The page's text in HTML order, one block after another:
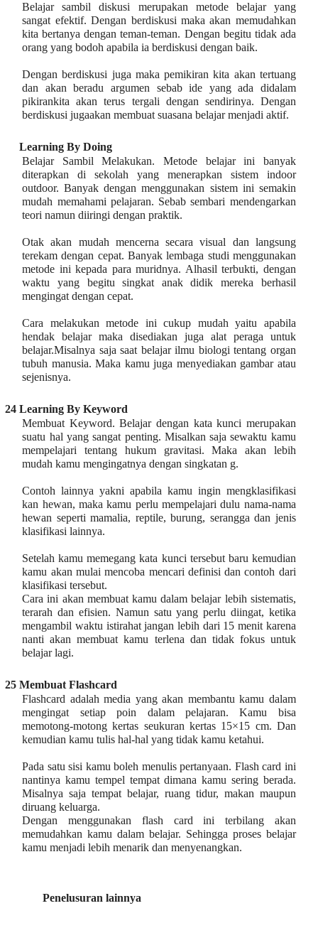
Belajar sambil diskusi merupakan metode belajar yang
sangat efektif. Dengan berdiskusi maka akan memudahkan
kita bertanya dengan teman-teman. Dengan begitu tidak ada
orang yang bodoh apabila ia berdiskusi dengan baik.
Dengan berdiskusi juga maka pemikiran kita akan tertuang
dan akan beradu argumen sebab ide yang ada didalam
pikirankita akan terus tergali dengan sendirinya. Dengan
berdiskusi jugaakan membuat suasana belajar menjadi aktif.
Learning By Doing
Belajar Sambil Melakukan. Metode belajar ini banyak
diterapkan di sekolah yang menerapkan sistem indoor
outdoor. Banyak dengan menggunakan sistem ini semakin
mudah memahami pelajaran. Sebab sembari mendengarkan
teori namun diiringi dengan praktik.
Otak akan mudah mencerna secara visual dan langsung
terekam dengan cepat. Banyak lembaga studi menggunakan
metode ini kepada para muridnya. Alhasil terbukti, dengan
waktu yang begitu singkat anak didik mereka berhasil
mengingat dengan cepat.
Cara melakukan metode ini cukup mudah yaitu apabila
hendak belajar maka disediakan juga alat peraga untuk
belajar.Misalnya saja saat belajar ilmu biologi tentang organ
tubuh manusia. Maka kamu juga menyediakan gambar atau
sejenisnya.
24 Learning By Keyword
Membuat Keyword. Belajar dengan kata kunci merupakan
suatu hal yang sangat penting. Misalkan saja sewaktu kamu
mempelajari tentang hukum gravitasi. Maka akan lebih
mudah kamu mengingatnya dengan singkatan g.
Contoh lainnya yakni apabila kamu ingin mengklasifikasi
kan hewan, maka kamu perlu mempelajari dulu nama-nama
hewan seperti mamalia, reptile, burung, serangga dan jenis
klasifikasi lainnya.
Setelah kamu memegang kata kunci tersebut baru kemudian
kamu akan mulai mencoba mencari definisi dan contoh dari
klasifikasi tersebut.
Cara ini akan membuat kamu dalam belajar lebih sistematis,
terarah dan efisien. Namun satu yang perlu diingat, ketika
mengambil waktu istirahat jangan lebih dari 15 menit karena
nanti akan membuat kamu terlena dan tidak fokus untuk
belajar lagi.
25 Membuat Flashcard
Flashcard adalah media yang akan membantu kamu dalam
mengingat setiap poin dalam pelajaran. Kamu bisa
memotong-motong kertas seukuran kertas 15×15 cm. Dan
kemudian kamu tulis hal-hal yang tidak kamu ketahui.
Pada satu sisi kamu boleh menulis pertanyaan. Flash card ini
nantinya kamu tempel tempat dimana kamu sering berada.
Misalnya saja tempat belajar, ruang tidur, makan maupun
diruang keluarga.
Dengan menggunakan flash card ini terbilang akan
memudahkan kamu dalam belajar. Sehingga proses belajar
kamu menjadi lebih menarik dan menyenangkan.
Penelusuran lainnya